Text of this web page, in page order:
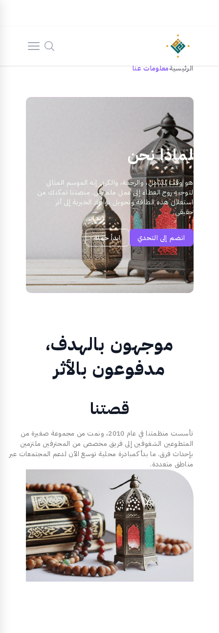
الرئيسيةمعلومات عنا
لماذا نحن
هو وقت للتأمل، والرحمة، والكرم. إنه الموسم المثالي
لتوجيه روح العطاء إلى عمل ملموس. منصتنا تمكنك من
استغلال هذه الطاقة وتحويل نواياك الخيرية إلى أثر
حقيقي.
انضم إلى التحدي ابدأ حملة
موجهون بالهدف،
مدفوعون بالأثر
قصتنا
تأسست منظمتنا في عام 2010، ونمت من مجموعة صغيرة من
المتطوعين الشغوفين إلى فريق مخصص من المحترفين ملتزمين
بإحداث فرق. ما بدأ كمبادرة محلية توسع الآن لدعم المجتمعات عبر
مناطق متعددة.